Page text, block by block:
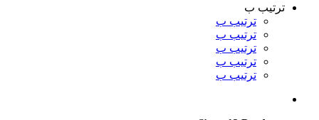
ترتيب ب
ترتيب ب
ترتيب ب
ترتيب ب
ترتيب ب
ترتيب ب